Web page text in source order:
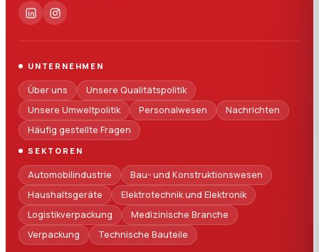
UNTERNEHMEN
Über uns
Unsere Qualitätspolitik
Unsere Umweltpolitik
Personalwesen
Nachrichten
Häufig gestellte Fragen
SEKTOREN
Automobilindustrie
Bau- und Konstruktionswesen
Haushaltsgeräte
Elektrotechnik und Elektronik
Logistikverpackung
Medizinische Branche
Verpackung
Technische Bauteile